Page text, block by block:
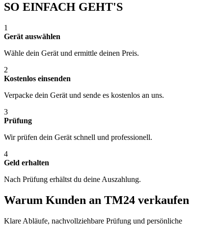
SO EINFACH GEHT'S
1
Gerät auswählen
Wähle dein Gerät und ermittle deinen Preis.
2
Kostenlos einsenden
Verpacke dein Gerät und sende es kostenlos an uns.
3
Prüfung
Wir prüfen dein Gerät schnell und professionell.
4
Geld erhalten
Nach Prüfung erhältst du deine Auszahlung.
Warum Kunden an TM24 verkaufen
Klare Abläufe, nachvollziehbare Prüfung und persönliche